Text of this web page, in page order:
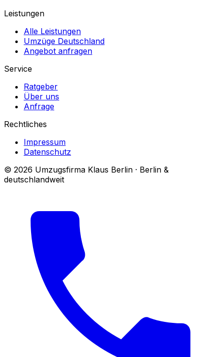
Leistungen
Alle Leistungen
Umzüge Deutschland
Angebot anfragen
Service
Ratgeber
Über uns
Anfrage
Rechtliches
Impressum
Datenschutz
© 2026 Umzugsfirma Klaus Berlin · Berlin &
deutschlandweit